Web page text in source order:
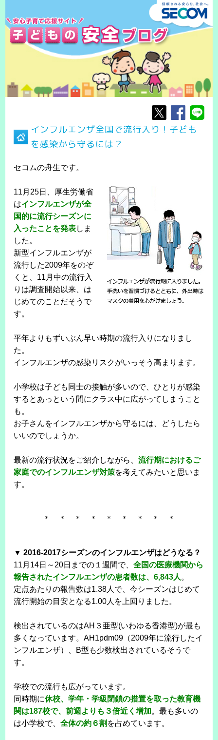
インフルエンザ全国で流行入り！子ども
を感染から守るには？
セコムの舟生です。
11月25日、厚生労働省
はインフルエンザが全
国的に流行シーズンに
入ったことを発表しま
した。
新型インフルエンザが
流行した2009年をのぞ
くと、11月中の流行入
りは調査開始以来、は
じめてのことだそうで
す。
平年よりもずいぶん早い時期の流行入りになりまし
た。
インフルエンザの感染リスクがいっそう高まります。
小学校は子ども同士の接触が多いので、ひとりが感染
するとあっという間にクラス中に広がってしまうこと
も。
お子さんをインフルエンザから守るには、どうしたら
いいのでしょうか。
最新の流行状況をご紹介しながら、流行期におけるご
家庭でのインフルエンザ対策を考えてみたいと思いま
す。
＊ ＊ ＊ ＊ ＊ ＊ ＊ ＊ ＊
▼ 2016-2017シーズンのインフルエンザはどうなる？
11月14日～20日までの１週間で、全国の医療機関から
報告されたインフルエンザの患者数は、6,843人。
定点あたりの報告数は1.38人で、今シーズンはじめて
流行開始の目安となる1.00人を上回りました。
検出されているのはAH３亜型(いわゆる香港型)が最も
多くなっています。AH1pdm09（2009年に流行したイ
ンフルエンザ）、B型も少数検出されているそうで
す。
学校での流行も広がっています。
同時期に休校、学年・学級閉鎖の措置を取った教育機
関は187校で、前週よりも３倍近く増加。最も多いの
は小学校で、全体の約６割 を占めています。